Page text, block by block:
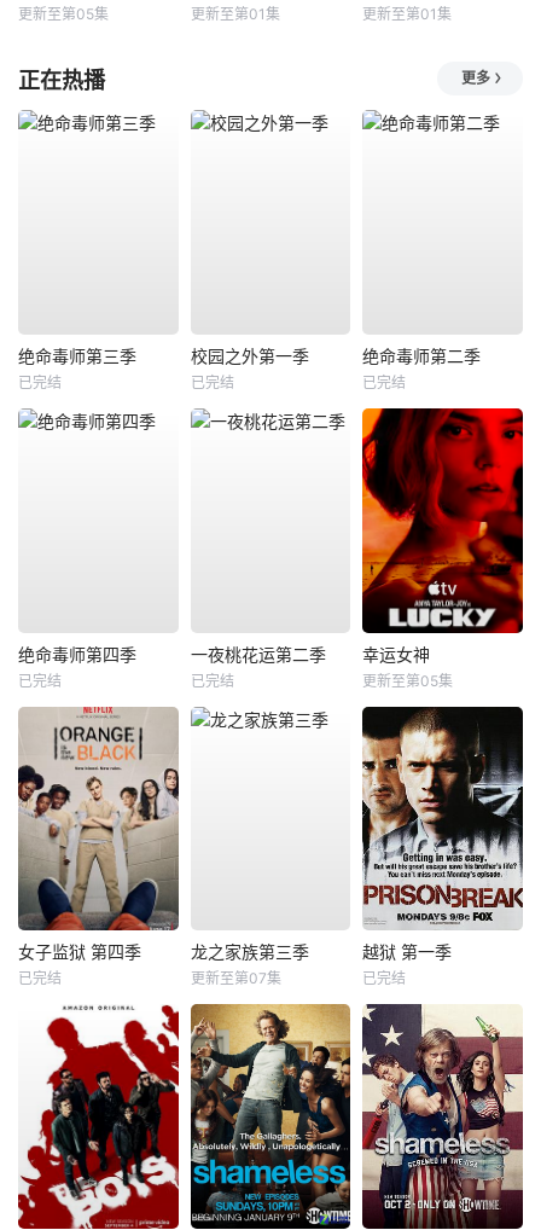
更新至第05集 更新至第01集 更新至第01集
正在热播 更多
绝命毒师第三季
已完结
校园之外第一季
已完结
绝命毒师第二季
已完结
绝命毒师第四季
已完结
一夜桃花运第二季
已完结
幸运女神
更新至第05集
女子监狱 第四季
已完结
龙之家族第三季
更新至第07集
越狱 第一季
已完结